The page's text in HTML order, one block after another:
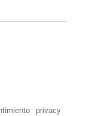
privacy